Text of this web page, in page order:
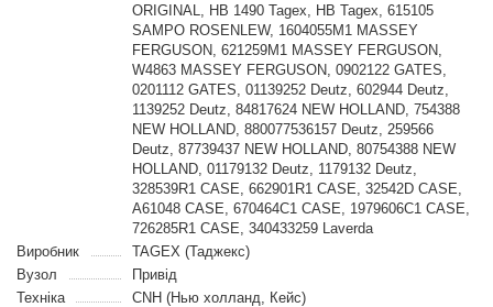
ORIGINAL, HB 1490 Tagex, HB Tagex, 615105
SAMPO ROSENLEW, 1604055M1 MASSEY
FERGUSON, 621259M1 MASSEY FERGUSON,
W4863 MASSEY FERGUSON, 0902122 GATES,
0201112 GATES, 01139252 Deutz, 602944 Deutz,
1139252 Deutz, 84817624 NEW HOLLAND, 754388
NEW HOLLAND, 880077536157 Deutz, 259566
Deutz, 87739437 NEW HOLLAND, 80754388 NEW
HOLLAND, 01179132 Deutz, 1179132 Deutz,
328539R1 CASE, 662901R1 CASE, 32542D CASE,
A61048 CASE, 670464C1 CASE, 1979606C1 CASE,
726285R1 CASE, 340433259 Laverda
Виробник
TAGEX (Таджекс)
Вузол
Привід
Техніка
CNH (Нью холланд, Кейс)